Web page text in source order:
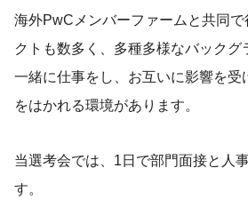
海外PwCメンバーファームと共同で
クトも数多く、多種多様なバック
一緒に仕事をし、お互いに影響を受
をはかれる環境があります。
当選考会では、1日で部門面接と人
す。